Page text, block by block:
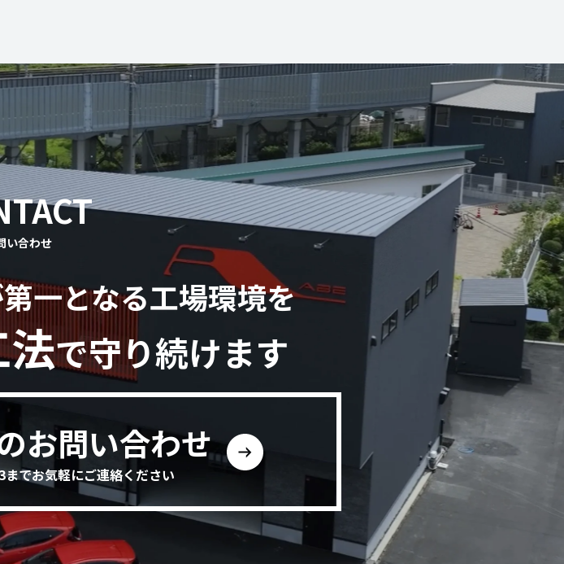
い合わせ
一となる工場環境を
で守り続けます
お問い合わせ
でお気軽にご連絡ください